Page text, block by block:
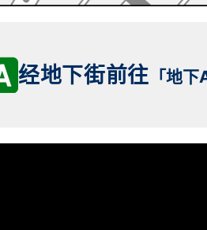
经地下街前往 「地下